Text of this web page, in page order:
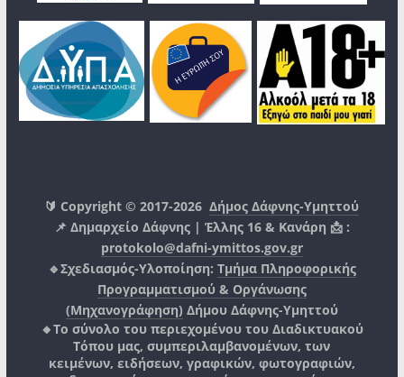
🔰 Copyright © 2017-2026Δήμος Δάφνης-Υμηττού
📌 Δημαρχείο Δάφνης | Έλλης 16 & Κανάρη 📩 :
protokolo@dafni-ymittos.gov.gr
🔹Σχεδιασμός-Υλοποίηση: Τμήμα Πληροφορικής
Προγραμματισμού & Οργάνωσης
(Μηχανογράφηση) Δήμου Δάφνης-Υμηττού
🔸Το σύνολο του περιεχομένου του Διαδικτυακού
Τόπου μας, συμπεριλαμβανομένων, των
κειμένων, ειδήσεων, γραφικών, φωτογραφιών,